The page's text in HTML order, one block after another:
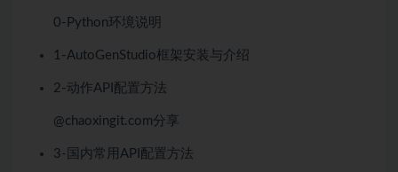
0-Python环境说明
1-AutoGenStudio框架安装与介绍
2-动作API配置方法
@chaoxingit.com分享
3-国内常用API配置方法